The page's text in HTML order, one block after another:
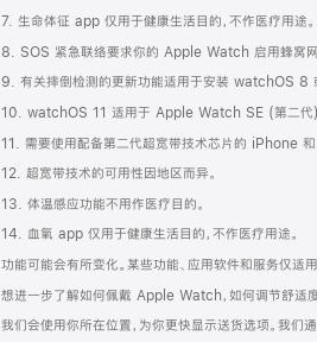
7. 生命体征 app 仅用于健康生活目的，不作医疗用途。
8. SOS 紧急联络要求你的 Apple Watch 启用蜂窝网
9. 有关摔倒检测的更新功能适用于安装 watchOS
10. watchOS 11 适用于 Apple Watch SE (第二代)
11. 需要使用配备第二代超宽带技术芯片的 iPhone
12. 超宽带技术的可用性因地区而异。
13. 体温感应功能不用作医疗目的。
14. 血氧 app 仅用于健康生活目的，不作医疗用途。
功能可能会有所变化。某些功能、应用软件和服务仅适
想进一步了解如何佩戴 Apple Watch，如何调节舒适
我们会使用你所在位置，为你更快显示送货选项。我